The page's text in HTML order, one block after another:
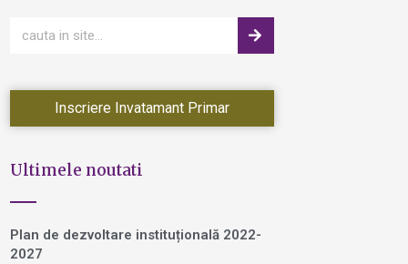
Inscriere Invatamant Primar
Ultimele noutati
Plan de dezvoltare instituțională 2022-
2027